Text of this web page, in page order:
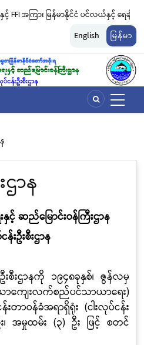
း မြန်မာနိုင်ငံ ပင်လယ်နှင့် ရေချိုဇီဝမျိုးစုံ
ရှောက်ခြင်းလုပ်ငန်းများ ဆောင်ရွက်မှု
ရ
English မြန်မာ
ဌာန
နှင့် ဆည်မြောင်းဝန်ကြီးဌာန
န်းဦးစီးဌာန
ဦးစီးဌာနကို ၁၉၄၈ခုနှစ်၊ ဇွန်လမှ
ာကျေးလက်စည်ပင်သာယာရေး)
တာဝန်ခံအရာရှိရုံး (ငါးလုပ်ငန်း
၊ အမှုထမ်း(၃) ဦး ဖြင့် စတင်